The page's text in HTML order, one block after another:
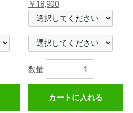
￥18,900
数量
カートに入れる